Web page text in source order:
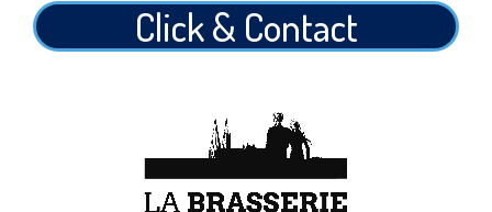
Click & Contact